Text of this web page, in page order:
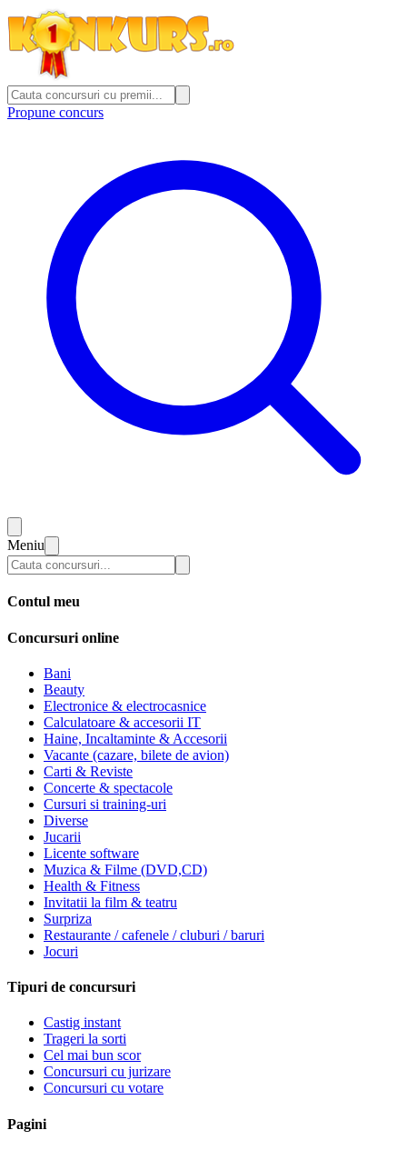
Propune concurs
Meniu
Contul meu
Concursuri online
Bani
Beauty
Electronice & electrocasnice
Calculatoare & accesorii IT
Haine, Incaltaminte & Accesorii
Vacante (cazare, bilete de avion)
Carti & Reviste
Concerte & spectacole
Cursuri si training-uri
Diverse
Jucarii
Licente software
Muzica & Filme (DVD,CD)
Health & Fitness
Invitatii la film & teatru
Surpriza
Restaurante / cafenele / cluburi / baruri
Jocuri
Tipuri de concursuri
Castig instant
Trageri la sorti
Cel mai bun scor
Concursuri cu jurizare
Concursuri cu votare
Pagini